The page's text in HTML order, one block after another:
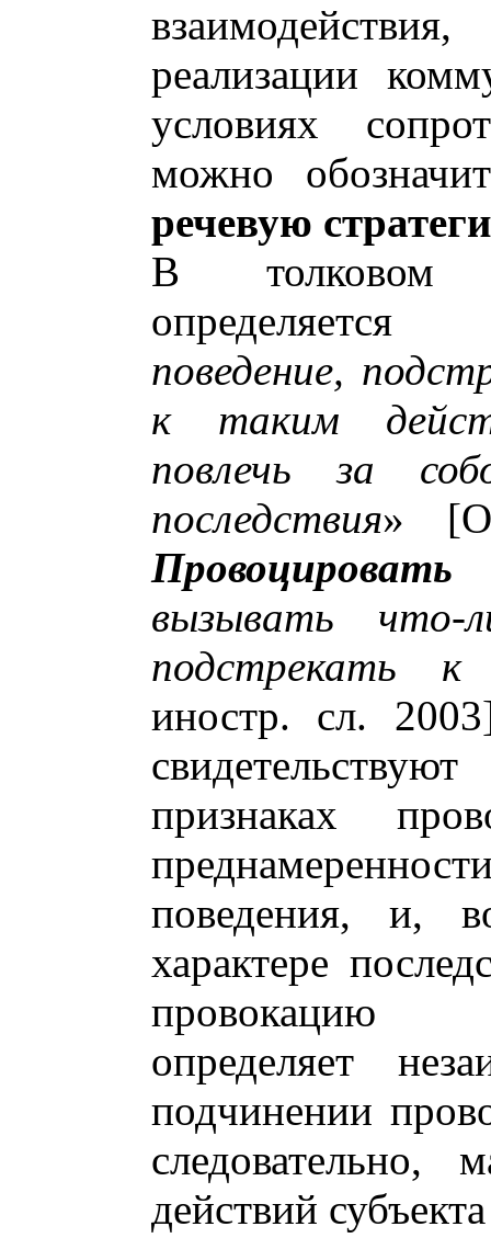
реализации
условиях
можно
речевую
В
поведение,
к таким
повлечь за
последствия»
Провоцировать
вызывать что-
подстрекать к
иностр. сл.
признаках
поведения, и,
характере
провокацию
определяет
подчинении
следовательно,
действий